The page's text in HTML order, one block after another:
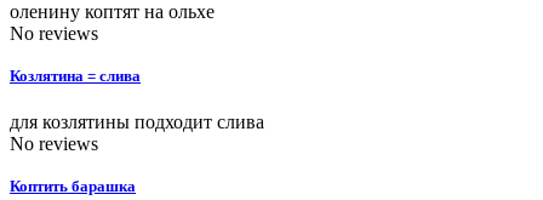
оленину коптят на ольхе
No reviews
Козлятина = слива
для козлятины подходит слива
No reviews
Коптить барашка